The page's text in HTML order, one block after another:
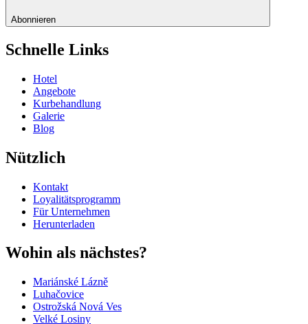
Abonnieren
Schnelle Links
Hotel
Angebote
Kurbehandlung
Galerie
Blog
Nützlich
Kontakt
Loyalitätsprogramm
Für Unternehmen
Herunterladen
Wohin als nächstes?
Mariánské Lázně
Luhačovice
Ostrožská Nová Ves
Velké Losiny